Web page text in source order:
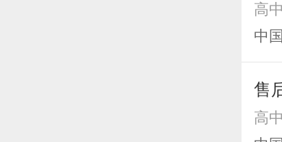
高
中
售
高